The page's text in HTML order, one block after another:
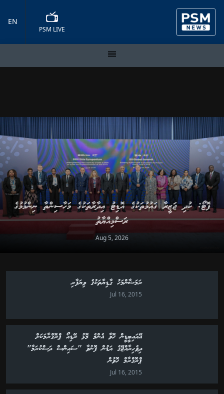
PSM LIVE
EN
ފޮޓޯ: ކުދި ޖަޒީރާ ޤައުމުތަކުގެ އޮޑިޓު އިދާރާތަކުގެ މަހާސިންތާ ނިންމުމުގެ
ރަސްމިއްޔާތު
Aug 5, 2026
ރަމަޟާންމަހު ގާޑިޔާތަކުގެ ވިޔަފާރި
Jul 16, 2015
އޭއައިބީޑީން ހޮވާ އެންމެ މޮޅު ރޭޑިއޯ ޕްރޮގްރާމަކަށް
ދިވެހިރާއްޖޭގެ އަޑުން ފޮނުވާ "ސައިންސް ދަސްކުރަމާ"
ޕްރޮގްރާމް ހޮވުން
Jul 16, 2015